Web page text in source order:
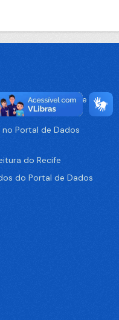
da Cidade de
Portal de Dados
do Recife
do Portal de Dados